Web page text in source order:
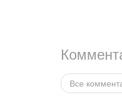
Все